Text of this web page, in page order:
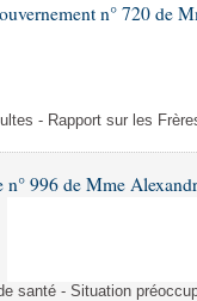
sociale
et orales
débats
n° 720 de
- Rapport sur les
n° 996 de Mme
santé - Situation